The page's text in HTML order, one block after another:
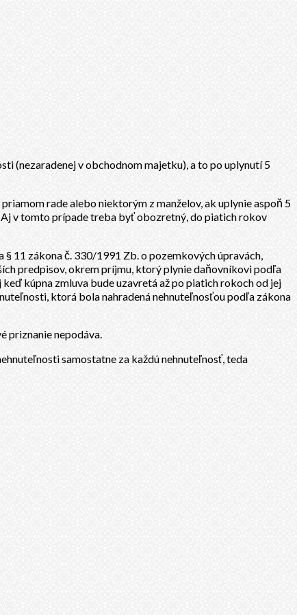
(nezaradenej v obchodnom majetku), a to po uplynutí 5
rade alebo niektorým z manželov, ak uplynie aspoň 5
v tomto prípade treba byť obozretný, do piatich rokov
11 zákona č. 330/1991 Zb. o pozemkových úpravách,
predpisov, okrem príjmu, ktorý plynie daňovníkovi podľa
kúpna zmluva bude uzavretá až po piatich rokoch od jej
ktorá bola nahradená nehnuteľnosťou podľa zákona
priznanie nepodáva.
samostatne za každú nehnuteľnosť, teda